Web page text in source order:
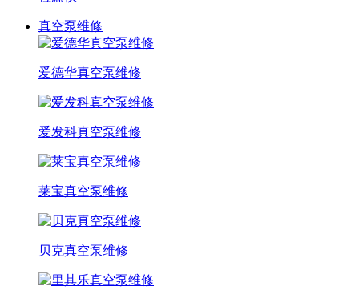
真空泵维修
爱德华真空泵维修
爱发科真空泵维修
莱宝真空泵维修
贝克真空泵维修